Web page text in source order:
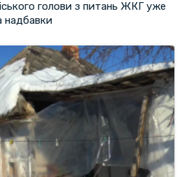
голови з питань ЖКГ уже
надбавки